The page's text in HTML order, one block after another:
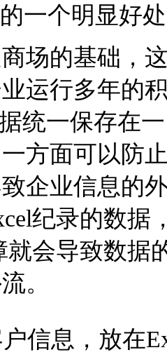
一个明显好
场的基础，
运行多年的
统一保存在
方面可以防
企业信息的
纪录的数据
就会导致数据
。
信息，放在